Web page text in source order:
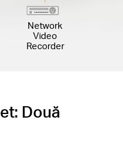
Network
Video
Recorder
Două